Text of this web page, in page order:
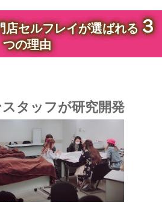
店セルフレイが選ばれる３
つの理由
タッフが研究開発